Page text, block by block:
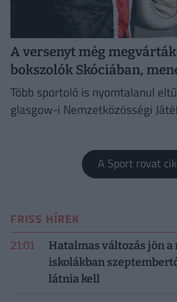
A versenyt még
bokszolók Skóciában,
Több sportoló is nyomtalanul
glasgow-i Nemzetközösségi
A Sport rovat
FRISS HÍREK
21:01
Hatalmas változás jön
iskolákban
látnia kell